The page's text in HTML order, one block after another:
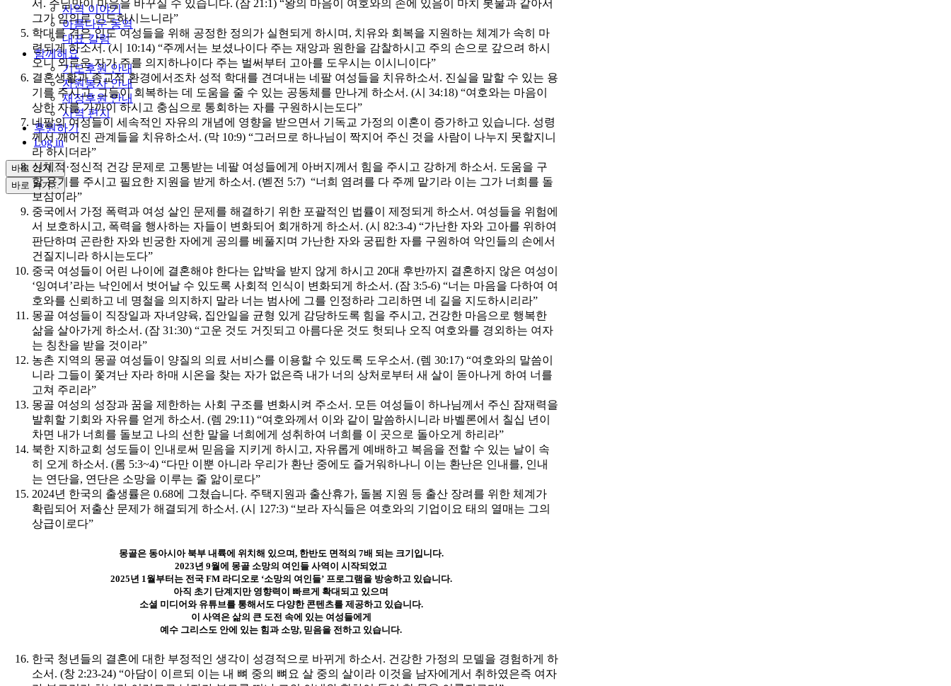
사역 이야기
아름다운 동역
대표 칼럼
함께해요
기도후원 안내
자원봉사 안내
재정후원 안내
사역 편지
후원하기
Log in
바로 가기...
바로 가기...
서. 주님만이 마음을 바꾸실 수 있습니다. (잠 21:1) “왕의 마음이 여호와의 손에 있음이 마치 봇물과 같아서
그가 임의로 인도하시느니라”
학대를 겪은 인도 여성들을 위해 공정한 정의가 실현되게 하시며, 치유와 회복을 지원하는 체계가 속히 마
련되게 하소서. (시 10:14) “주께서는 보셨나이다 주는 재앙과 원한을 감찰하시고 주의 손으로 갚으려 하시
오니 외로운 자가 주를 의지하나이다 주는 벌써부터 고아를 도우시는 이시니이다”
결혼생활과 종교적 환경에서조차 성적 학대를 견뎌내는 네팔 여성들을 치유하소서. 진실을 말할 수 있는 용
기를 주시고, 그들이 회복하는 데 도움을 줄 수 있는 공동체를 만나게 하소서. (시 34:18) “여호와는 마음이
상한 자를 가까이 하시고 충심으로 통회하는 자를 구원하시는도다”
네팔의 여성들이 세속적인 자유의 개념에 영향을 받으면서 기독교 가정의 이혼이 증가하고 있습니다. 성령
께서 깨어진 관계들을 치유하소서. (막 10:9) “그러므로 하나님이 짝지어 주신 것을 사람이 나누지 못할지니
라 하시더라”
신체적·정신적 건강 문제로 고통받는 네팔 여성들에게 아버지께서 힘을 주시고 강하게 하소서. 도움을 구
할 용기를 주시고 필요한 지원을 받게 하소서. (벧전 5:7) “너희 염려를 다 주께 맡기라 이는 그가 너희를 돌
보심이라”
중국에서 가정 폭력과 여성 살인 문제를 해결하기 위한 포괄적인 법률이 제정되게 하소서. 여성들을 위험에
서 보호하시고, 폭력을 행사하는 자들이 변화되어 회개하게 하소서. (시 82:3-4) “가난한 자와 고아를 위하여
판단하며 곤란한 자와 빈궁한 자에게 공의를 베풀지며 가난한 자와 궁핍한 자를 구원하여 악인들의 손에서
건질지니라 하시는도다”
중국 여성들이 어린 나이에 결혼해야 한다는 압박을 받지 않게 하시고 20대 후반까지 결혼하지 않은 여성이
‘잉여녀’라는 낙인에서 벗어날 수 있도록 사회적 인식이 변화되게 하소서. (잠 3:5-6) “너는 마음을 다하여 여
호와를 신뢰하고 네 명철을 의지하지 말라 너는 범사에 그를 인정하라 그리하면 네 길을 지도하시리라”
몽골 여성들이 직장일과 자녀양육, 집안일을 균형 있게 감당하도록 힘을 주시고, 건강한 마음으로 행복한
삶을 살아가게 하소서. (잠 31:30) “고운 것도 거짓되고 아름다운 것도 헛되나 오직 여호와를 경외하는 여자
는 칭찬을 받을 것이라”
농촌 지역의 몽골 여성들이 양질의 의료 서비스를 이용할 수 있도록 도우소서. (렘 30:17) “여호와의 말씀이
니라 그들이 쫓겨난 자라 하매 시온을 찾는 자가 없은즉 내가 너의 상처로부터 새 살이 돋아나게 하여 너를
고쳐 주리라”
몽골 여성의 성장과 꿈을 제한하는 사회 구조를 변화시켜 주소서. 모든 여성들이 하나님께서 주신 잠재력을
발휘할 기회와 자유를 얻게 하소서. (렘 29:11) “여호와께서 이와 같이 말씀하시니라 바벨론에서 칠십 년이
차면 내가 너희를 돌보고 나의 선한 말을 너희에게 성취하여 너희를 이 곳으로 돌아오게 하리라”
북한 지하교회 성도들이 인내로써 믿음을 지키게 하시고, 자유롭게 예배하고 복음을 전할 수 있는 날이 속
히 오게 하소서. (롬 5:3~4) “다만 이뿐 아니라 우리가 환난 중에도 즐거워하나니 이는 환난은 인내를, 인내
는 연단을, 연단은 소망을 이루는 줄 앎이로다”
2024년 한국의 출생률은 0.68에 그쳤습니다. 주택지원과 출산휴가, 돌봄 지원 등 출산 장려를 위한 체계가
확립되어 저출산 문제가 해결되게 하소서. (시 127:3) “보라 자식들은 여호와의 기업이요 태의 열매는 그의
상급이로다”
몽골은 동아시아 북부 내륙에 위치해 있으며, 한반도 면적의 7배 되는 크기입니다.
2023년 9월에 몽골 소망의 여인들 사역이 시작되었고
2025년 1월부터는 전국 FM 라디오로 ‘소망의 여인들’ 프로그램을 방송하고 있습니다.
아직 초기 단계지만 영향력이 빠르게 확대되고 있으며
소셜 미디어와 유튜브를 통해서도 다양한 콘텐츠를 제공하고 있습니다.
이 사역은 삶의 큰 도전 속에 있는 여성들에게
예수 그리스도 안에 있는 힘과 소망, 믿음을 전하고 있습니다.
한국 청년들의 결혼에 대한 부정적인 생각이 성경적으로 바뀌게 하소서. 건강한 가정의 모델을 경험하게 하
소서. (창 2:23-24) “아담이 이르되 이는 내 뼈 중의 뼈요 살 중의 살이라 이것을 남자에게서 취하였은즉 여자